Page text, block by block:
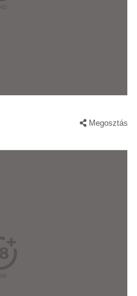
Megosztás